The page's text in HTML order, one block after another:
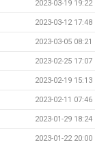
2023-03-19 19:22
2023-03-12 17:48
2023-03-05 08:21
2023-02-25 17:07
2023-02-19 15:13
2023-02-11 07:46
2023-01-29 18:24
2023-01-22 20:00